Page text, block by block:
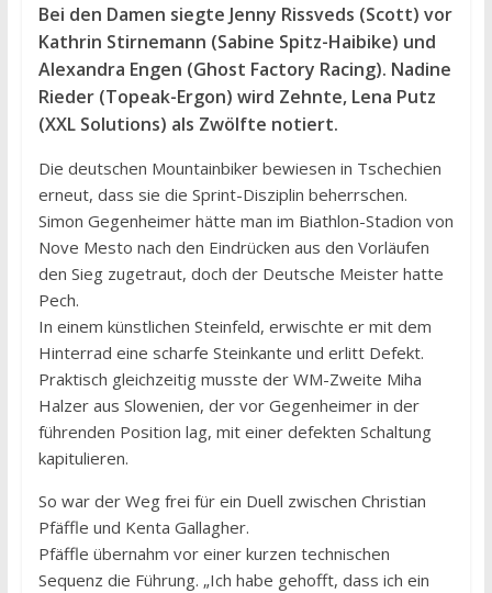
Bei den Damen siegte Jenny Rissveds (Scott) vor
Kathrin Stirnemann (Sabine Spitz-Haibike) und
Alexandra Engen (Ghost Factory Racing). Nadine
Rieder (Topeak-Ergon) wird Zehnte, Lena Putz
(XXL Solutions) als Zwölfte notiert.
Die deutschen Mountainbiker bewiesen in Tschechien
erneut, dass sie die Sprint-Disziplin beherrschen.
Simon Gegenheimer hätte man im Biathlon-Stadion von
Nove Mesto nach den Eindrücken aus den Vorläufen
den Sieg zugetraut, doch der Deutsche Meister hatte
Pech.
In einem künstlichen Steinfeld, erwischte er mit dem
Hinterrad eine scharfe Steinkante und erlitt Defekt.
Praktisch gleichzeitig musste der WM-Zweite Miha
Halzer aus Slowenien, der vor Gegenheimer in der
führenden Position lag, mit einer defekten Schaltung
kapitulieren.
So war der Weg frei für ein Duell zwischen Christian
Pfäffle und Kenta Gallagher.
Pfäffle übernahm vor einer kurzen technischen
Sequenz die Führung. „Ich habe gehofft, dass ich ein